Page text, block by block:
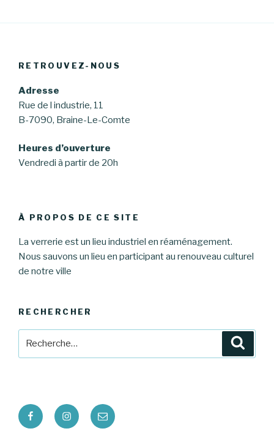
RETROUVEZ-NOUS
Adresse
Rue de l industrie, 11
B-7090, Braine-Le-Comte
Heures d’ouverture
Vendredi à partir de 20h
À PROPOS DE CE SITE
La verrerie est un lieu industriel en réaménagement.
Nous sauvons un lieu en participant au renouveau culturel
de notre ville
RECHERCHER
FacebookInstagram
E-
mail